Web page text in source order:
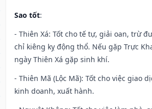
Sao tốt:
- Thiên Xá: Tốt cho tế tự, giải oan, trừ
chỉ kiêng kỵ động thổ. Nếu gặp Trực
ngày Thiên Xá gặp sinh khí.
- Thiên Mã (Lộc Mã): Tốt cho việc giao
kinh doanh, xuất hành.